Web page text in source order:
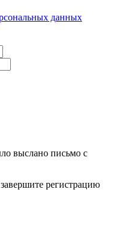
данных
выслано письмо с
регистрацию